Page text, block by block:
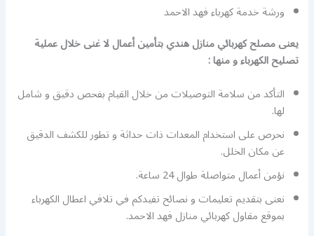
ورشة خدمة كهرباء فهد الاحمد
يعنى مصلح كهربائي منازل هندي بتأمين أعمال لا غنى خلال عملية
تصليح الكهرباء و منها :
التأكد من سلامة التوصيلات من خلال القيام بفحص دقيق و شامل
لها.
نحرص على استخدام المعدات ذات حداثة و تطور للكشف الدقيق
عن مكان الخلل.
نؤمن أعمال متواصلة طوال 24 ساعة.
نعنى بتقديم تعليمات و نصائح تفيدكم في تلافي اعطال الكهرباء
بموقع مقاول كهربائي منازل فهد الاحمد.